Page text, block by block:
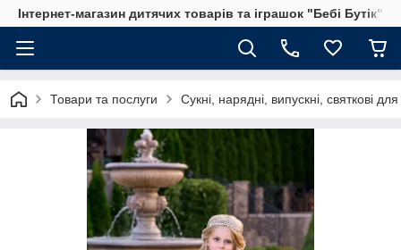
Інтернет-магазин дитячих товарів та іграшок "Бебі Бутік"
Товари та послуги Сукні, нарядні, випускні, святкові для